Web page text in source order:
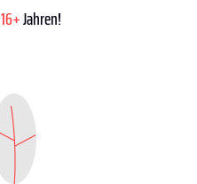
16+Jahren!